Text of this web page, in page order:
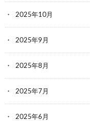
2025年10月
2025年9月
2025年8月
2025年7月
2025年6月